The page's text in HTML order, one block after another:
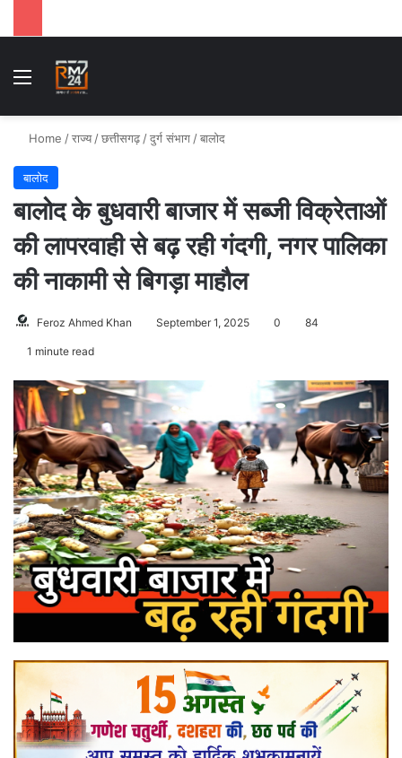
Menu
Home /राज्य /छत्तीसगढ़ /दुर्ग संभाग /बालोद
बालोद
बालोद के बुधवारी बाजार में सब्जी विक्रेताओं
की लापरवाही से बढ़ रही गंदगी, नगर पालिका
की नाकामी से बिगड़ा माहौल
Feroz Ahmed Khan September 1, 2025 0 84
1 minute read